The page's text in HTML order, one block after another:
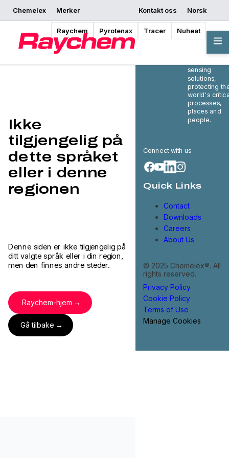
Chemelex Merker
Raychem Pyrotenax Tracer Nuheat
Kontakt oss Norsk
Ikke
tilgjengelig på
dette språket
eller i denne
regionen
Denne siden er ikke tilgjengelig på
ditt valgte språk eller i din region,
men den finnes andre steder.
Raychem-hjem
Gå tilbake
Chemelex is
global leader
in electric
sensing
solutions,
protecting
world's
processes,
places and
people.
Connect with us
Quick Links
Contact
Downloads
Careers
About Us
© 2025 Chemelex®. All
rights reserved.
Privacy Policy
Cookie Policy
Terms of Use
Manage Cookies